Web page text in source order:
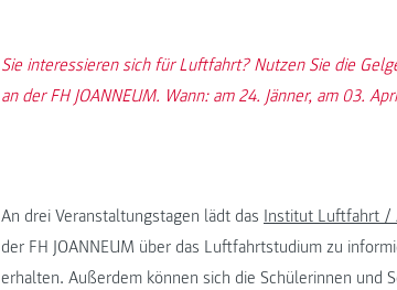
Sie interessieren sich für Luftfahrt? Nutzen Sie die
an der FH JOANNEUM. Wann: am 24. Jänner, am 03.
An drei Veranstaltungstagen lädt das Institut Luftfahrt /
der FH JOANNEUM über das Luftfahrtstudium zu
erhalten. Außerdem können sich die Schülerinnen und